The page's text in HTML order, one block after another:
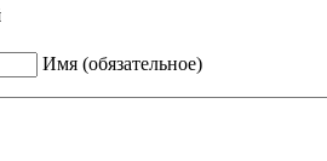
Имя (обязательное)